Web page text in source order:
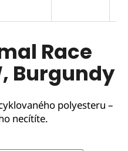
Race
Burgundy
polyesteru –
necítíte.